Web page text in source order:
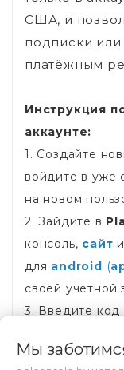
США, и
подписки
платёжным
Инструкция
аккаунте:
1. Создайте
войдите в уже
на новом
2. Зайдите в
консоль, сайт
для android (
своей учетной
3. Введите код
Codes).
Мы